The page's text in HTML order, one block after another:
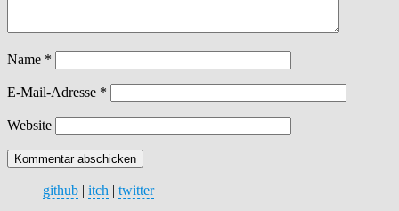
Name *
E-Mail-Adresse *
Website
github | itch | twitter